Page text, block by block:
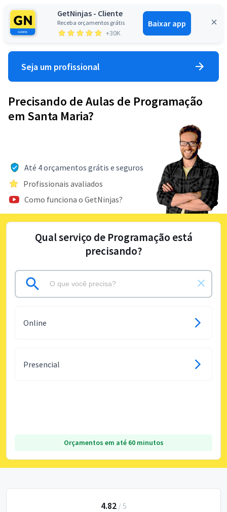
GetNinjas - Cliente
Receba orçamentos grátis
+30K
Baixar app
Entrar
Seja um profissional
Precisando de Aulas de Programação
em Santa Maria?
Até 4 orçamentos grátis e seguros
Profissionais avaliados
Como funciona o GetNinjas?
Qual serviço de Programação está
precisando?
Online
Presencial
Orçamentos em até 60 minutos
4.82/ 5